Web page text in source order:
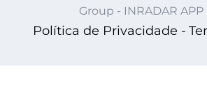
Group - INRADAR APP
Política de Privacidade -